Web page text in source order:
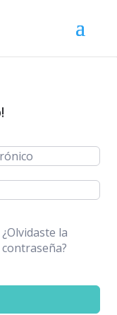
¿Olvidaste la
contraseña?